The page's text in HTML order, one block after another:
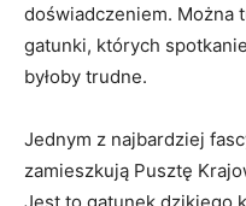
doświadczeniem. Można
gatunki, których
byłoby trudne.
Jednym z najbardziej
zamieszkują Pusztę